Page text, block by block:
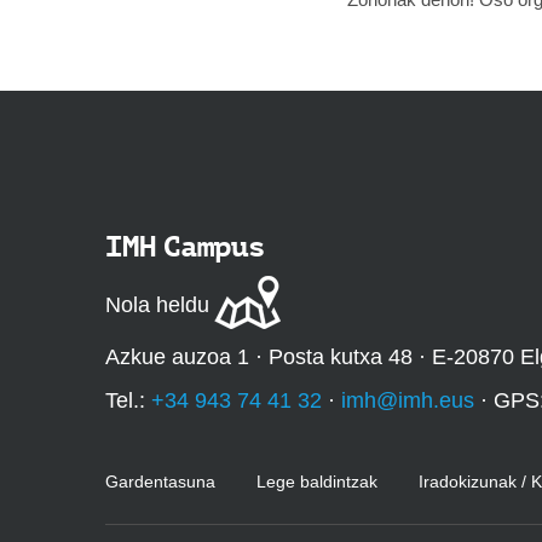
IMH Campus
Nola heldu
Azkue auzoa 1 · Posta kutxa 48 · E-20870
Tel.: +34 943 74 41 32 · imh@imh.eus ·
Gardentasuna Lege baldintzak Iradokizunak /